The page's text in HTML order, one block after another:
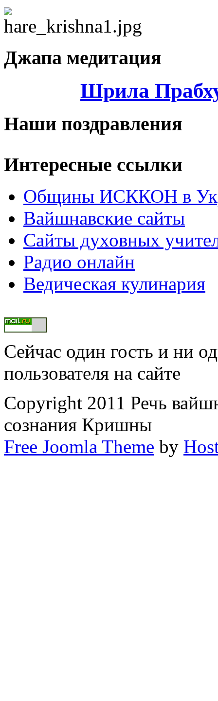
Джапа медитация
Шрила
Наши поздравления
Интересные ссылки
Общины ИСККОН в
Вайшнавские сайты
Сайты духовных
Радио онлайн
Ведическая кулинария
Сейчас один гость и ни
пользователя на сайте
Copyright 2011 Речь
сознания Кришны
Free Joomla Theme by